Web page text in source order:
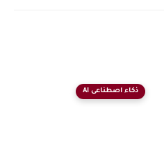
ذكاء اصطناعى AI